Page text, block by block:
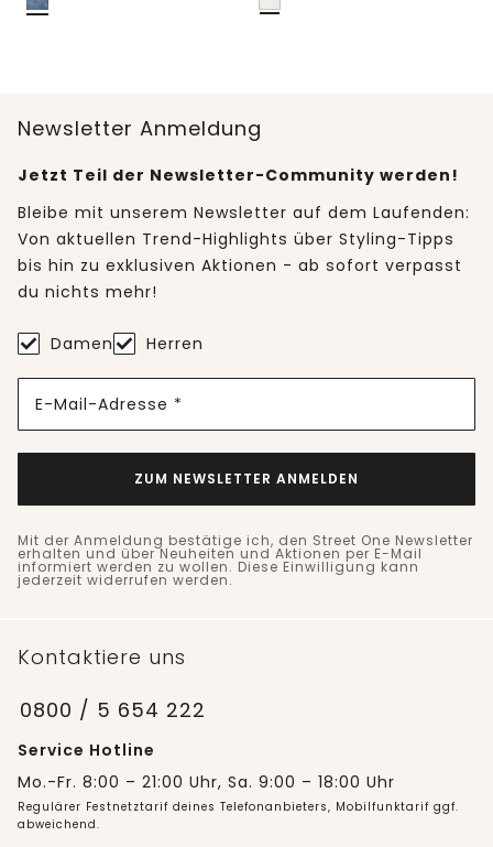
Newsletter Anmeldung
Jetzt Teil der Newsletter-Community werden!
Bleibe mit unserem Newsletter auf dem Laufenden:
Von aktuellen Trend-Highlights über Styling-Tipps
bis hin zu exklusiven Aktionen - ab sofort verpasst
du nichts mehr!
Damen Herren
E-Mail-Adresse *
ZUM NEWSLETTER ANMELDEN
Mit der Anmeldung bestätige ich, den Street One Newsletter
erhalten und über Neuheiten und Aktionen per E-Mail
informiert werden zu wollen. Diese Einwilligung kann
jederzeit widerrufen werden.
Kontaktiere uns
0800 / 5 654 222
Service Hotline
Mo.-Fr. 8:00 – 21:00 Uhr, Sa. 9:00 – 18:00 Uhr
Regulärer Festnetztarif deines Telefonanbieters, Mobilfunktarif ggf.
abweichend.